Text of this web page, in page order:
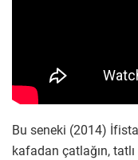
Bu seneki (2014)
kafadan çatlağın,